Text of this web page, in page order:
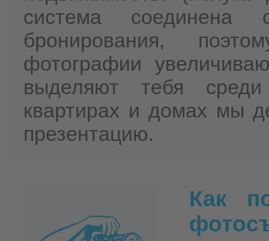
система
бронирования,
фотографии
выделяют тебя
квартирах и домах мы
презентацию.
Как